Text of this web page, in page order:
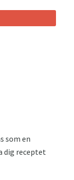
som en
dig receptet